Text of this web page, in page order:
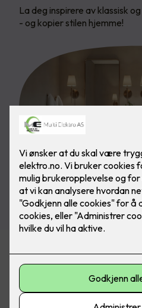
La deg inspirere av klassisk
- og kopier stilen hjemme!